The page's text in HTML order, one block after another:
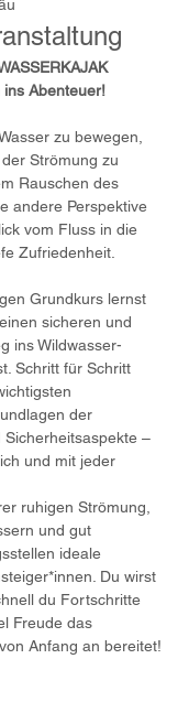
Abenteuer!
zu bewegen,
Strömung zu
Rauschen des
andere Perspektive
vom Fluss in die
Zufriedenheit.
Grundkurs lernst
sicheren und
ins Wildwasser-
Schritt für Schritt
der
–
und mit jeder
ruhigen Strömung,
und gut
ideale
Du wirst
du Fortschritte
Freude das
Anfang an bereitet!